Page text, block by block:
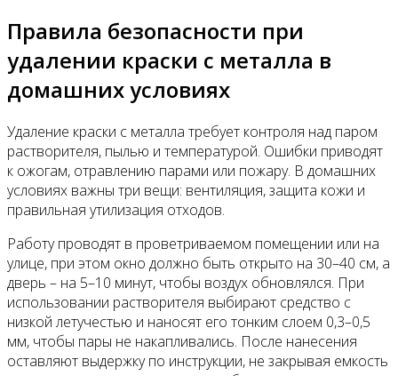
Правила безопасности при
удалении краски с металла в
домашних условиях
Удаление краски с металла требует контроля над паром
растворителя, пылью и температурой. Ошибки приводят
к ожогам, отравлению парами или пожару. В домашних
условиях важны три вещи: вентиляция, защита кожи и
правильная утилизация отходов.
Работу проводят в проветриваемом помещении или на
улице, при этом окно должно быть открыто на 30–40 см, а
дверь – на 5–10 минут, чтобы воздух обновлялся. При
использовании растворителя выбирают средство с
низкой летучестью и наносят его тонким слоем 0,3–0,5
мм, чтобы пары не накапливались. После нанесения
оставляют выдержку по инструкции, не закрывая емкость